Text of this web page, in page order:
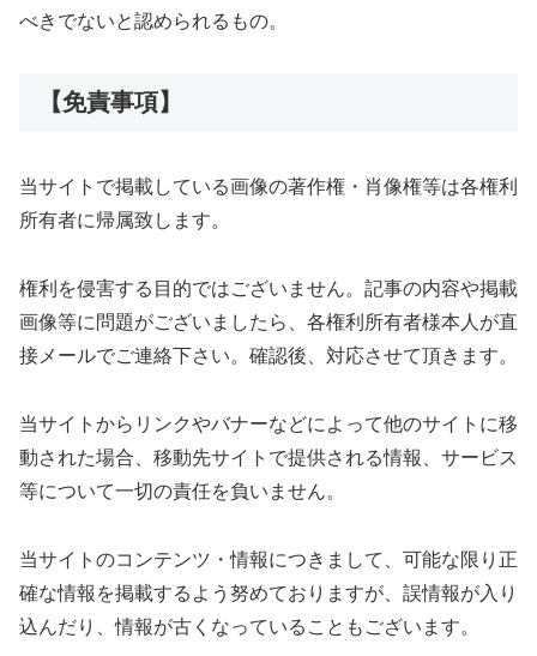
べきでないと認められるもの。
【免責事項】
当サイトで掲載している画像の著作権・肖像権等は各権利
所有者に帰属致します。
権利を侵害する目的ではございません。記事の内容や掲載
画像等に問題がございましたら、各権利所有者様本人が直
接メールでご連絡下さい。確認後、対応させて頂きます。
当サイトからリンクやバナーなどによって他のサイトに移
動された場合、移動先サイトで提供される情報、サービス
等について一切の責任を負いません。
当サイトのコンテンツ・情報につきまして、可能な限り正
確な情報を掲載するよう努めておりますが、誤情報が入り
込んだり、情報が古くなっていることもございます。